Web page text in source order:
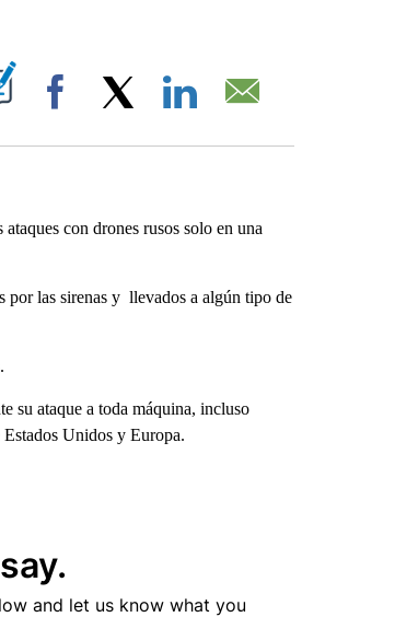
ON "".
Facebook
con drones rusos solo en una
por las sirenas y llevados a algún tipo de
su ataque a toda máquina, incluso
Unidos y Europa.
and let us know what you